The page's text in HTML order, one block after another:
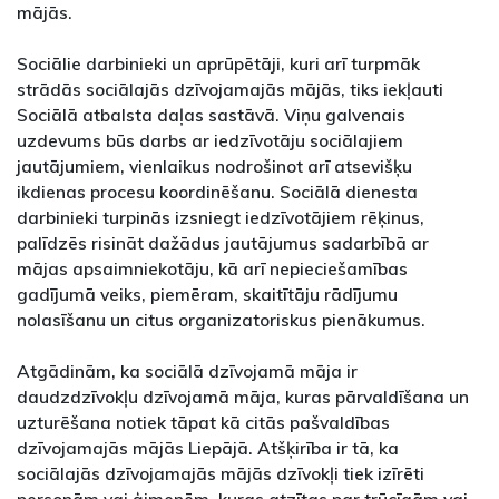
mājās.
Sociālie darbinieki un aprūpētāji, kuri arī turpmāk
strādās sociālajās dzīvojamajās mājās, tiks iekļauti
Sociālā atbalsta daļas sastāvā. Viņu galvenais
uzdevums būs darbs ar iedzīvotāju sociālajiem
jautājumiem, vienlaikus nodrošinot arī atsevišķu
ikdienas procesu koordinēšanu. Sociālā dienesta
darbinieki turpinās izsniegt iedzīvotājiem rēķinus,
palīdzēs risināt dažādus jautājumus sadarbībā ar
mājas apsaimniekotāju, kā arī nepieciešamības
gadījumā veiks, piemēram, skaitītāju rādījumu
nolasīšanu un citus organizatoriskus pienākumus.
Atgādinām, ka sociālā dzīvojamā māja ir
daudzdzīvokļu dzīvojamā māja, kuras pārvaldīšana un
uzturēšana notiek tāpat kā citās pašvaldības
dzīvojamajās mājās Liepājā. Atšķirība ir tā, ka
sociālajās dzīvojamajās mājās dzīvokļi tiek izīrēti